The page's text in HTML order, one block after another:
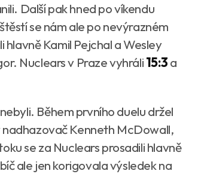
Další pak hned po víkendu
se nám ale po nevýrazném
Kamil Pejchal a Wesley
Nuclears v Praze vyhráli15:3a
Během prvního duelu držel
Kenneth McDowall,
se za Nuclears prosadili hlavně
ale jen korigovala výsledek na